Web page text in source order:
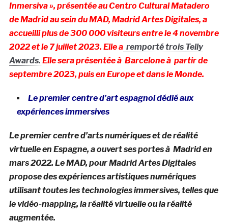
Inmersiva », présentée au Centro Cultural Matadero
de Madrid au sein du MAD, Madrid Artes Digitales, a
accueilli plus de 300 000 visiteurs entre le 4 novembre
2022 et le 7 juillet 2023. Elle aremporté trois Telly
Awards. Elle sera présentée à Barcelone à partir de
septembre 2023, puis en Europe et dans le Monde.
Le premier centre d’art espagnol dédié aux
expériences immersives
Le premier centre d’arts numériques et de réalité
virtuelle en Espagne, a ouvert ses portes à Madrid en
mars 2022. Le MAD, pour Madrid Artes Digitales
propose des expériences artistiques numériques
utilisant toutes les technologies immersives, telles que
le vidéo-mapping, la réalité virtuelle ou la réalité
augmentée.